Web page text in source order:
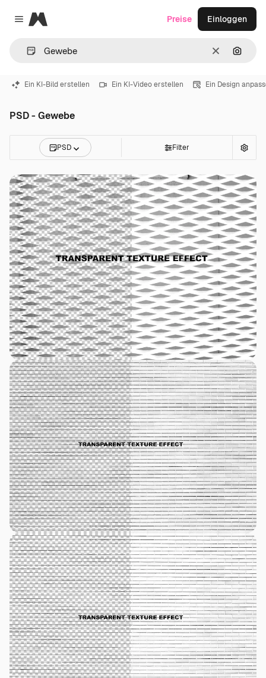
Close menu
Magnific
LöschenNach
Preise Einloggen
Ein KI-Bild erstellen Ein KI-Video erstellen Ein Design
PSD - Gewebe
PSD Filter